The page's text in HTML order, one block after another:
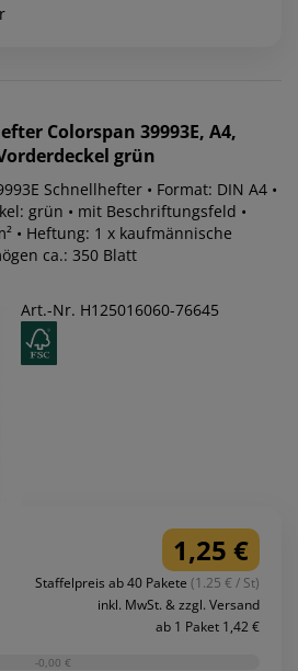
Colorspan 39993E, A4,
grün
Schnellhefter • Format: DIN A4 •
grün • mit Beschriftungsfeld •
• Heftung: 1 x kaufmännische
ca.: 350 Blatt
Art.-Nr. H125016060-76645
1,25 €
Staffelpreis ab 40 Pakete (1.25 € / St)
inkl. MwSt. & zzgl. Versand
ab 1 Paket 1,42 €
-0,00 €